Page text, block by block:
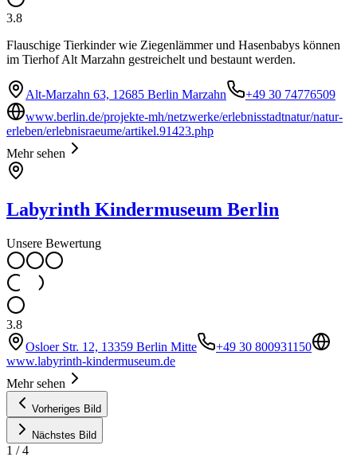
3.8
Flauschige Tierkinder wie Ziegenlämmer und Hasenbabys können
im Tierhof Alt Marzahn gestreichelt und bestaunt werden.
Alt-Marzahn 63, 12685 Berlin Marzahn
+49 30 74776509
www.berlin.de/projekte-mh/netzwerke/erlebnisstadtnatur/natur-
erleben/erlebnisraeume/artikel.91423.php
Mehr sehen
Labyrinth Kindermuseum Berlin
Unsere Bewertung
3.8
Osloer Str. 12, 13359 Berlin Mitte
+49 30 800931150
www.labyrinth-kindermuseum.de
Mehr sehen
Vorheriges Bild
Nächstes Bild
1 /4